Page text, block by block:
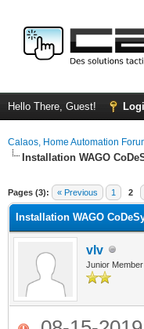
Hello There, Guest!
Calaos, Home Automation
Installation WAGO
Pages (3): « Previous 1 2
Installation WAGO
vlv
Junior Member